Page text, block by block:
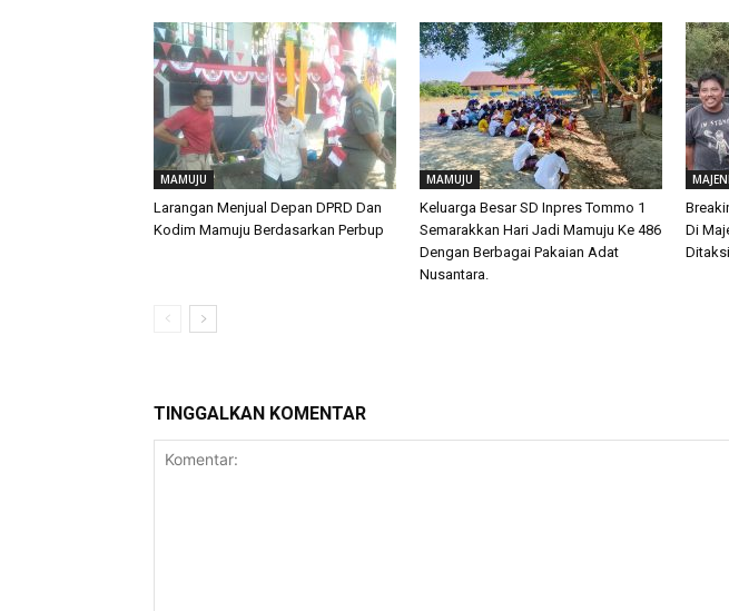
MAMUJU
Larangan Menjual Depan DPRD Dan
Kodim Mamuju Berdasarkan Perbup
MAMUJU
Keluarga Besar SD Inpres Tommo 1
Semarakkan Hari Jadi Mamuju Ke 486
Dengan Berbagai Pakaian Adat
Nusantara.
Di
TINGGALKAN KOMENTAR